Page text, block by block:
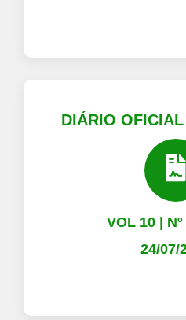
DIÁRIO
VOL 10 |
24/07/